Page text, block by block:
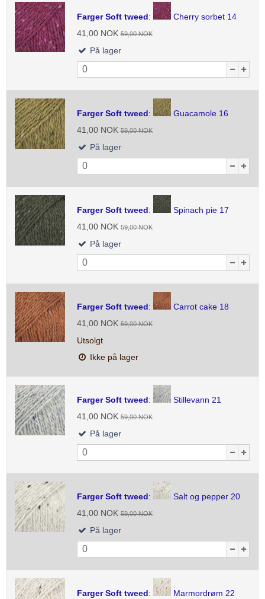
Farger Soft tweed:
Cherry sorbet 14
41,00 NOK 59,00 NOK
På lager
Farger Soft tweed:
Guacamole 16
41,00 NOK 59,00 NOK
På lager
Farger Soft tweed:
Spinach pie 17
41,00 NOK 59,00 NOK
På lager
Farger Soft tweed:
Carrot cake 18
41,00 NOK 59,00 NOK
Utsolgt
Ikke på lager
Farger Soft tweed:
Stillevann 21
41,00 NOK 59,00 NOK
På lager
Farger Soft tweed:
Salt og pepper 20
41,00 NOK 59,00 NOK
På lager
Farger Soft tweed:
Marmordrøm 22